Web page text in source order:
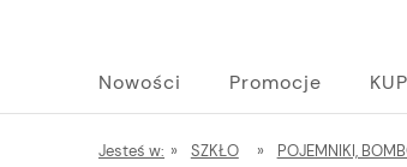
Nowości Promocje
Jesteś w: » SZKŁO » POJEMNIKI,